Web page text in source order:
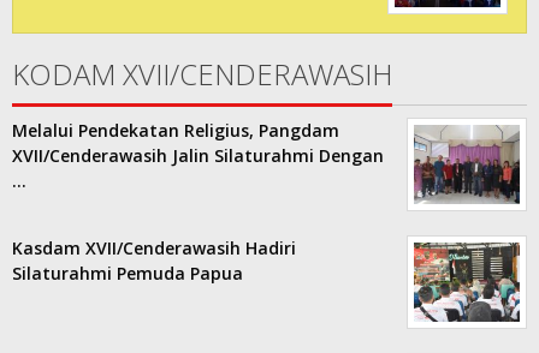
KODAM XVII/CENDERAWASIH
Melalui Pendekatan Religius, Pangdam
XVII/Cenderawasih Jalin Silaturahmi Dengan
…
Kasdam XVII/Cenderawasih Hadiri
Silaturahmi Pemuda Papua